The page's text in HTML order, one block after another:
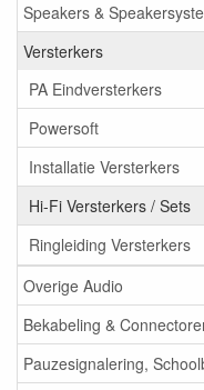
Speakers &
Versterkers
PA Eindversterkers
Powersoft
Installatie Versterkers
Hi-Fi Versterkers / Sets
Ringleiding Versterkers
Overige Audio
Bekabeling &
Pauzesignalering,